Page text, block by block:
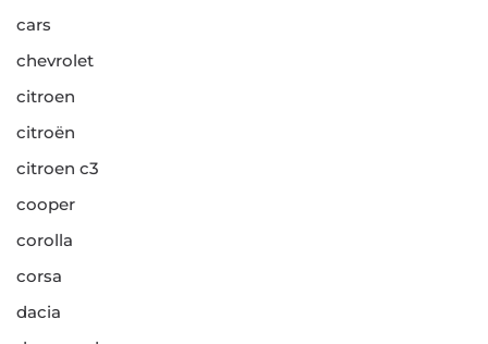
cars
chevrolet
citroen
citroën
citroen c3
cooper
corolla
corsa
dacia